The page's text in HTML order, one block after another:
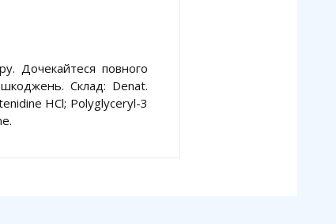
Дочекайтеся повного
Склад: Denat.
HCl; Polyglyceryl-3